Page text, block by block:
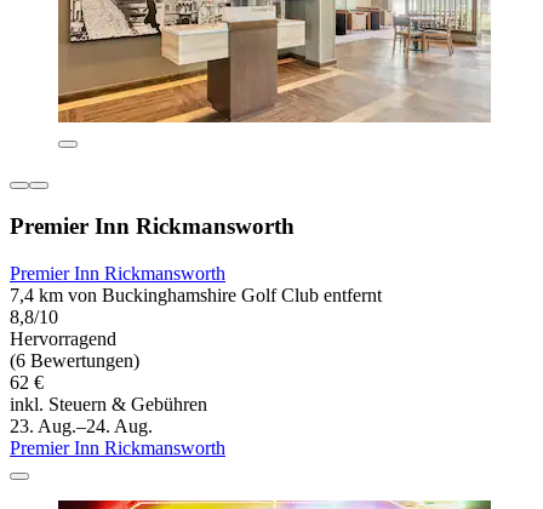
Premier Inn Rickmansworth
Premier Inn Rickmansworth
7,4 km von Buckinghamshire Golf Club entfernt
8,8/10
Hervorragend
(6 Bewertungen)
62 €
inkl. Steuern & Gebühren
23. Aug.–24. Aug.
Premier Inn Rickmansworth